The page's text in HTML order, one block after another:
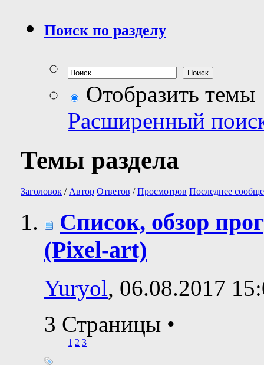
Поиск по разделу
Отобразить темы
Расширенный
Темы раздела
Заголовок / Автор Ответов /Просмотров Последнее
Список, обзор
(Pixel-art)
Yuryol, 06.08.2017
3 Страницы •
1 2 3